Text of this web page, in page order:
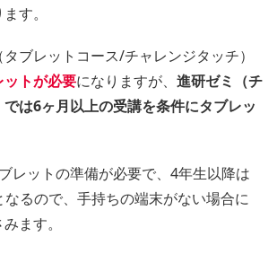
す。
ブレットコース/チャレンジタッチ）
ットが必要になりますが、 進研ゼミ（チ
は6ヶ月以上の受講を条件にタブレッ
レットの準備が必要で、4年生以降は
るので、手持ちの端末がない場合に
ます。